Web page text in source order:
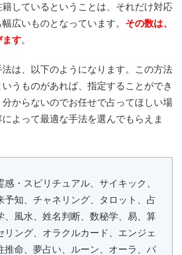
しているということは、それだけ対応
広いものとなっています。 その数は、
ます。
は、以下のようになります。この方法
うものがあれば、指定することができ
分からないのでお任せで占ってほしい場
よって最適な手法を選んでもらえま
感・スピリチュアル、サイキック、
予知、チャネリング、タロット、占
、風水、姓名判断、数秘学、易、算
リング、オラクルカード、エンジェ
推命、夢占い、ルーン、オーラ、パ